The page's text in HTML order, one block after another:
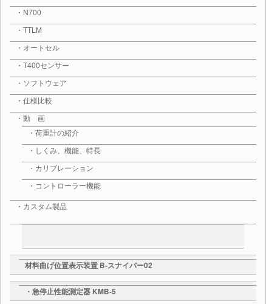
・N700
・TTLM
・オートセル
・T400センサー
・ソフトウェア
・仕様比較
・動 画
・荷重計の紹介
・しくみ、機能、特長
・カリブレーション
・コントローラー機能
・カスタム製品
材料曲げ位置表示装置 B-スナイパー02
・急停止性能測定器 KMB-5